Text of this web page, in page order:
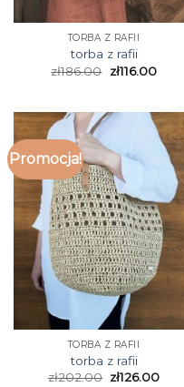
TORBA Z RAFII
torba z rafii
zł186.00 zł116.00
Promocja!
TORBA Z RAFII
torba z rafii
zł202.00 zł126.00